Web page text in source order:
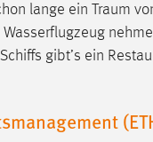
lange ein Traum
gibt’s ein